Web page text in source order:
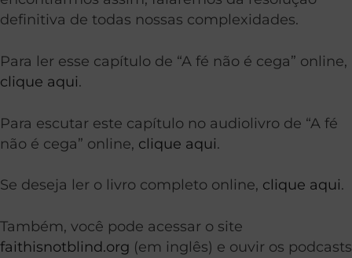
definitiva de todas nossas complexidades.
Para ler esse capítulo de “A fé não é cega” online,
clique aqui.
Para escutar este capítulo no audiolivro de “A fé
não é cega” online, clique aqui.
Se deseja ler o livro completo online, clique aqui.
Também, você pode acessar o site
faithisnotblind.org (em inglês) e ouvir os podcasts